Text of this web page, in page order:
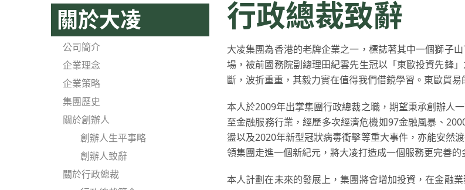
關於大凌
公司簡介
企業理念
企業策略
集團歷史
關於創辦人
創辦人生平事略
創辦人致辭
關於行政總裁
行政總裁致辭
大凌集團為香港的老牌企業之一，標誌著其中一個獅子
場，被前國務院副總理田紀雲先生冠以「東歐投資先鋒
斷，波折重重，其毅力實在值得我們借鏡學習。東歐貿
本人於2009年出掌集團行政總裁之職，期望秉承創辦人
至金融服務行業，經歷多次經濟危機如97金融風暴、
盪以及2020年新型冠狀病毒衝擊等重大事件，亦能安然
領集團走進一個新紀元，將大凌打造成一個服務更完善的
本人計劃在未來的發展上，集團將會增加投資，在金融